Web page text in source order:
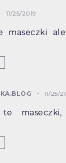
11/25/2019
maseczki
11/25/
te